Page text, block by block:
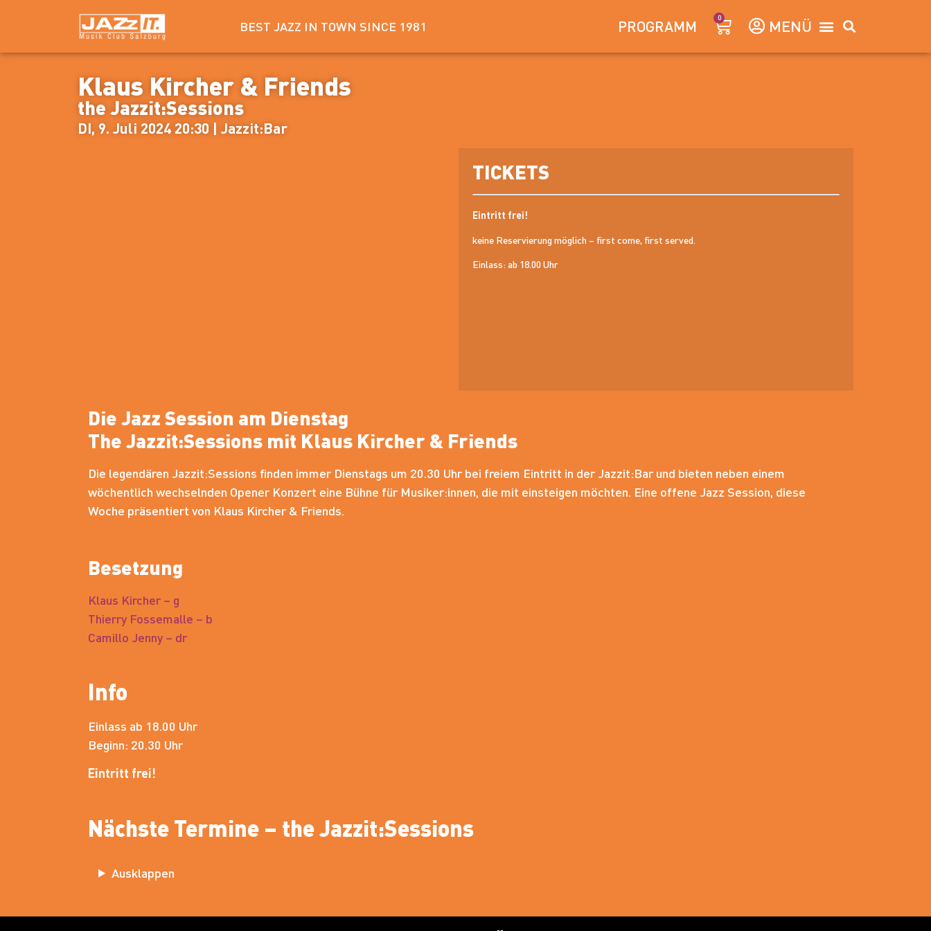
BEST JAZZ IN TOWN SINCE 1981 PROGRAMM 0
Klaus Kircher & Friends
the Jazzit:Sessions
DI, 9. Juli 2024 20:30 | Jazzit:Bar
TICKETS
Eintritt frei!
keine Reservierung möglich – first come, first served.
Einlass: ab 18.00 Uhr
Die Jazz Session am Dienstag
The Jazzit:Sessions mit Klaus Kircher & Friends
Die legendären Jazzit:Sessions finden immer Dienstags um 20.30 Uhr bei freiem Eintritt in der Jazzit:Bar und bieten neben einem
wöchentlich wechselnden Opener Konzert eine Bühne für Musiker:innen, die mit einsteigen möchten. Eine offene Jazz Session, diese
Woche präsentiert von Klaus Kircher & Friends.
Besetzung
Klaus Kircher – g
Thierry Fossemalle – b
Camillo Jenny – dr
Info
Einlass ab 18.00 Uhr
Beginn: 20.30 Uhr
Eintritt frei!
Nächste Termine – the Jazzit:Sessions
Ausklappen